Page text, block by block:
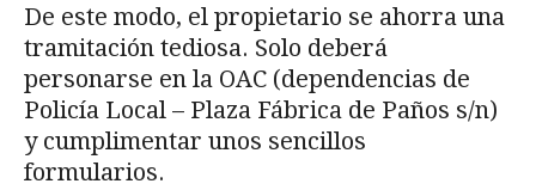
De este modo, el propietario se ahorra una
tramitación tediosa. Solo deberá
personarse en la OAC (dependencias de
Policía Local – Plaza Fábrica de Paños s/n)
y cumplimentar unos sencillos
formularios.